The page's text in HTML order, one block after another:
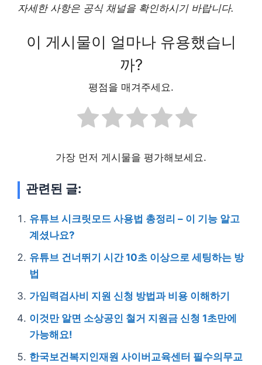
자세한 사항은 공식 채널을 확인하시기 바랍니다.
이 게시물이 얼마나 유용했습니
까?
평점을 매겨주세요.
가장 먼저 게시물을 평가해보세요.
관련된 글:
유튜브 시크릿모드 사용법 총정리 – 이 기능 알고
계셨나요?
유튜브 건너뛰기 시간 10초 이상으로 세팅하는 방
법
가임력검사비 지원 신청 방법과 비용 이해하기
이것만 알면 소상공인 철거 지원금 신청 1초만에
가능해요!
한국보건복지인재원 사이버교육센터 필수의무교